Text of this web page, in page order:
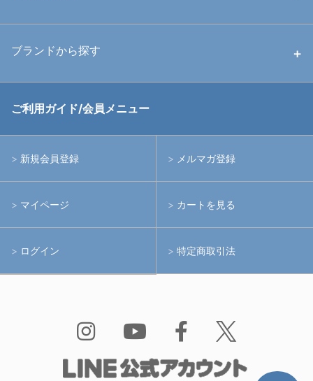
中古アームシステム
ハウジング
ライト
アームシステム
アクションカメラ(GoPro等)
水中用品
ブランドから探す
RGBlue
イノン
ご利用ガイド/会員メニュー
新規会員登録 メルマガ登録
マイページ カートを見る
ログイン 特定商取引法